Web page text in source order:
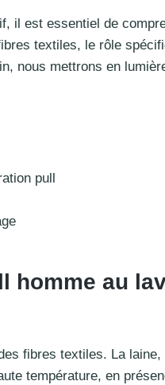
il est essentiel de
textiles, le rôle
nous mettrons en
pull
homme au
fibres textiles. La
température, en